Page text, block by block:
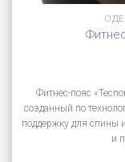
Фитнес-пояс
созданный по
поддержку для спины
и